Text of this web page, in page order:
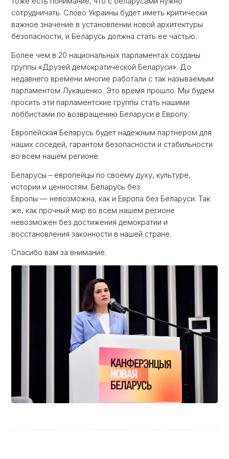
сотрудничать. Слово Украины будет иметь критически
важное значение в установлении новой архитектуры
безопасности, и Беларусь должна стать ее частью.
Более чем в 20 национальных парламентах созданы
группы «Друзей демократической Беларуси». До
недавнего времени многие работали с так называемым
парламентом Лукашенко. Это время прошло. Мы будем
просить эти парламентские группы стать нашими
лоббистами по возвращению Беларуси в Европу.
Европейская Беларусь будет надежным партнером для
наших соседей, гарантом безопасности и стабильности
во всем нашем регионе.
Беларусы – европейцы по своему духу, культуре,
истории и ценностям. Беларусь без
Европы — невозможна, как и Европа без Беларуси. Так
же, как прочный мир во всем нашем регионе
невозможен без достижения демократии и
восстановления законности в нашей стране.
Спасибо вам за внимание.